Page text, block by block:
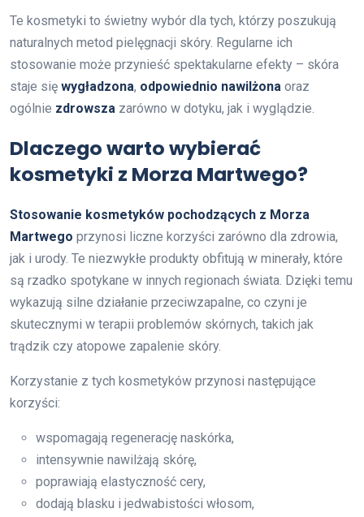
Te kosmetyki to świetny wybór dla tych, którzy poszukują
naturalnych metod pielęgnacji skóry. Regularne ich
stosowanie może przynieść spektakularne efekty – skóra
staje się wygładzona, odpowiednio nawilżona oraz
ogólnie zdrowsza zarówno w dotyku, jak i wyglądzie.
Dlaczego warto wybierać
kosmetyki z Morza Martwego?
Stosowanie kosmetyków pochodzących z Morza
Martwego przynosi liczne korzyści zarówno dla zdrowia,
jak i urody. Te niezwykłe produkty obfitują w minerały, które
są rzadko spotykane w innych regionach świata. Dzięki temu
wykazują silne działanie przeciwzapalne, co czyni je
skutecznymi w terapii problemów skórnych, takich jak
trądzik czy atopowe zapalenie skóry.
Korzystanie z tych kosmetyków przynosi następujące
korzyści:
wspomagają regenerację naskórka,
intensywnie nawilżają skórę,
poprawiają elastyczność cery,
dodają blasku i jedwabistości włosom,